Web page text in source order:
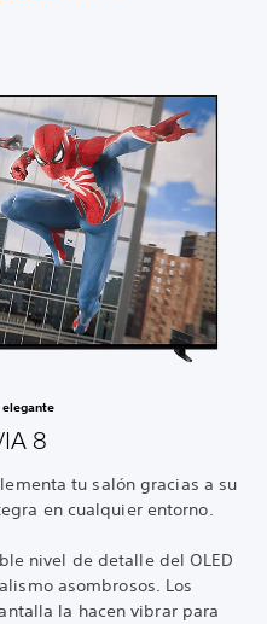
8
tu salón gracias a su
en cualquier entorno.
nivel de detalle del OLED
asombrosos. Los
la hacen vibrar para